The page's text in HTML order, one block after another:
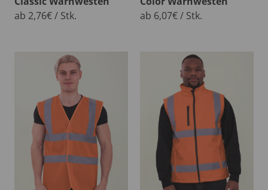
ab 2,76€ / Stk.
ab 6,07€ / Stk.